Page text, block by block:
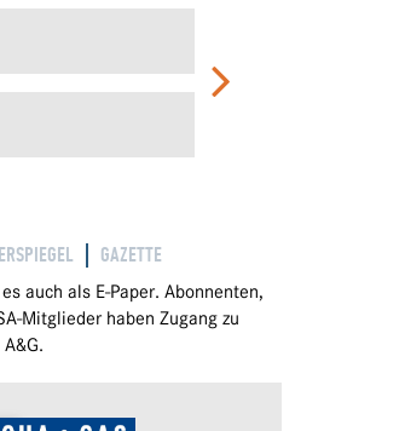
GAZETTE
auch als E-Paper. Abonnenten,
Mitglieder haben Zugang zu